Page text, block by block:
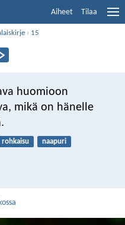
Aiheet Tilaa
› 15
huomioon
mikä on hänelle
rohkaisu naapuri